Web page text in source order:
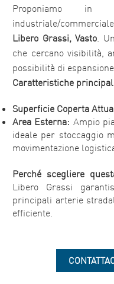
Proponiamo in
industriale/
Libero Grassi,Vasto.
che cercano visibilità,
possibilità di
Caratteristiche
Superficie Coperta
Area Esterna: Ampio
ideale per stoccaggio
movimentazione
Perché scegliere
Libero Grassi
principali arterie
efficiente.